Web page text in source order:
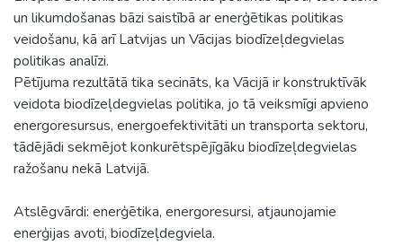
un likumdošanas bāzi saistībā ar enerģētikas politikas
veidošanu, kā arī Latvijas un Vācijas biodīzeļdegvielas
politikas analīzi.
Pētījuma rezultātā tika secināts, ka Vācijā ir konstruktīvāk
veidota biodīzeļdegvielas politika, jo tā veiksmīgi apvieno
energoresursus, energoefektivitāti un transporta sektoru,
tādējādi sekmējot konkurētspējīgāku biodīzeļdegvielas
ražošanu nekā Latvijā.
Atslēgvārdi: enerģētika, energoresursi, atjaunojamie
enerģijas avoti, biodīzeļdegviela.